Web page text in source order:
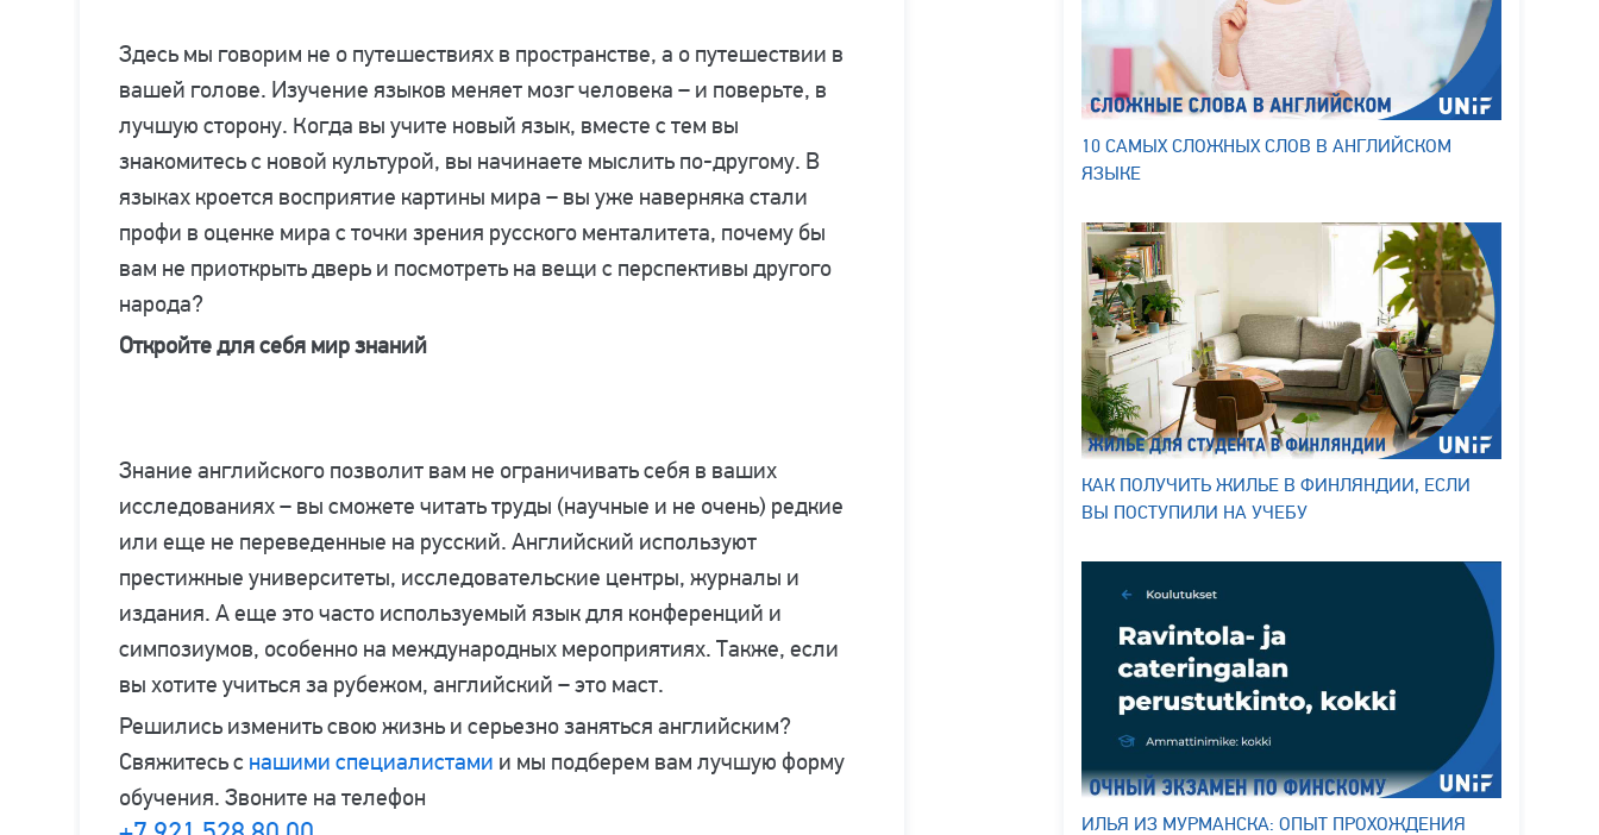
Здесь мы говорим не о путешествиях в пространстве, а о путешествии в
вашей голове. Изучение языков меняет мозг человека – и поверьте, в
лучшую сторону. Когда вы учите новый язык, вместе с тем вы
знакомитесь с новой культурой, вы начинаете мыслить по-другому. В
языках кроется восприятие картины мира – вы уже наверняка стали
профи в оценке мира с точки зрения русского менталитета, почему бы
вам не приоткрыть дверь и посмотреть на вещи с перспективы другого
народа?
Откройте для себя мир знаний
Знание английского позволит вам не ограничивать себя в ваших
исследованиях – вы сможете читать труды (научные и не очень) редкие
или еще не переведенные на русский. Английский используют
престижные университеты, исследовательские центры, журналы и
издания. А еще это часто используемый язык для конференций и
симпозиумов, особенно на международных мероприятиях. Также, если
вы хотите учиться за рубежом, английский – это маст.
Решились изменить свою жизнь и серьезно заняться английским?
Свяжитесь с нашими специалистами и мы подберем вам лучшую форму
обучения. Звоните на телефон
10 САМЫХ СЛОЖНЫХ СЛОВ В АНГЛИЙСКОМ
ЯЗЫКЕ
КАК ПОЛУЧИТЬ ЖИЛЬЕ В ФИНЛЯНДИИ, ЕСЛИ
ВЫ ПОСТУПИЛИ НА УЧЕБУ
ИЛЬЯ ИЗ МУРМАНСКА: ОПЫТ ПРОХОЖДЕНИЯ